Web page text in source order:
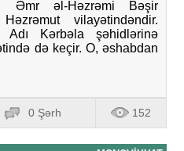
Əmr əl-Həzrəmi Bəşir
vilayətindəndir.
Kərbəla şəhidlərinə
də keçir. O, əshabdan
0 Şərh 152